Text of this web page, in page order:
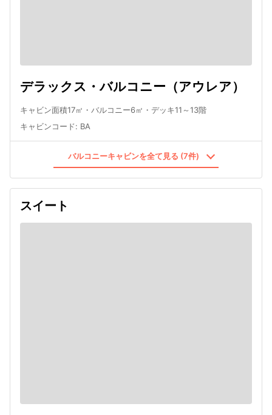
デラックス・バルコニー（アウレア）
キャビン面積17㎡・バルコニー6㎡・デッキ11～13階
キャビンコード: BA
バルコニーキャビンを全て見る (7件)
スイート